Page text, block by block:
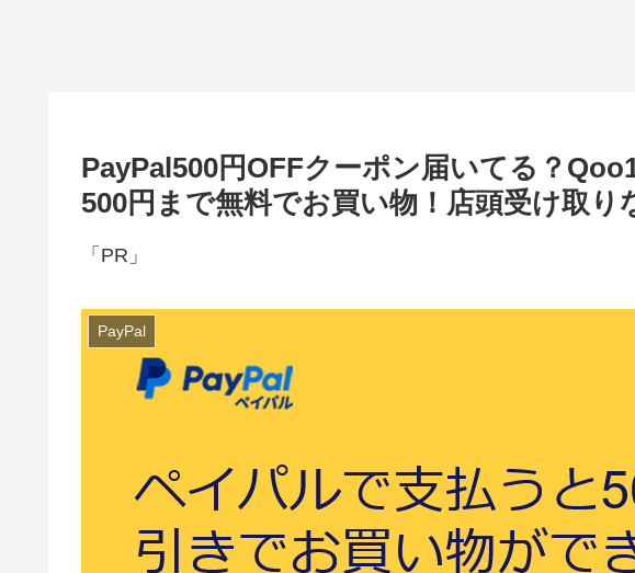
PayPal500円OFFクーポン届いてる？
500円まで無料でお買い物！店頭受け取り
「PR」
PayPal